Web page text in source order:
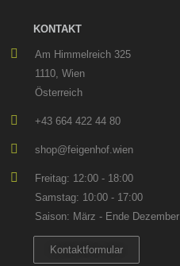
KONTAKT
Am Himmelreich 325
1110, Wien
Österreich
+43 664 422 44 80
shop@feigenhof.wien
Freitag: 12:00 - 18:00
Samstag: 10:00 - 17:00
Saison: März - Ende Dezember
Kontaktformular